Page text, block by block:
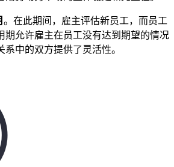
。在此期间，雇主评估新员工，而员工
期允许雇主在员工没有达到期望的情况
中的双方提供了灵活性。